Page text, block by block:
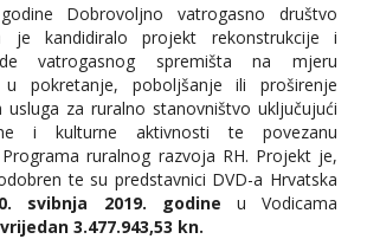
Dobrovoljno vatrogasno društvo
je kandidiralo projekt rekonstrukcije i
vatrogasnog spremišta na mjeru
u pokretanje, poboljšanje ili proširenje
usluga za ruralno stanovništvo uključujući
i kulturne aktivnosti te povezanu
ruralnog razvoja RH. Projekt je,
te su predstavnici DVD-a Hrvatska
svibnja 2019. godine u Vodicama
3.477.943,53 kn.